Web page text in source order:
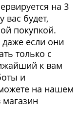
на 3
вас будет,
покупкой.
если они
только с
к вам
и
на нашем
магазин